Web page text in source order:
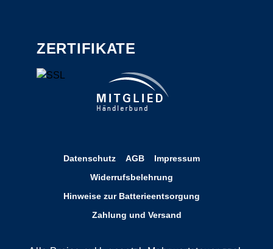
ZERTIFIKATE
Datenschutz AGB
Impressum
Widerrufsbelehrung
Hinweise zur Batterieentsorgung
Zahlung und Versand